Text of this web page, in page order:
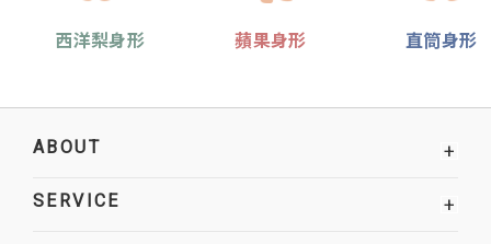
西洋梨身形 蘋果身形 直筒身形
ABOUT +
SERVICE +